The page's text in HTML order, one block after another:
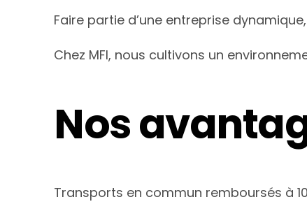
Faire partie d’une entreprise
Chez MFI, nous cultivons un
Nos
Transports en commun remboursés à